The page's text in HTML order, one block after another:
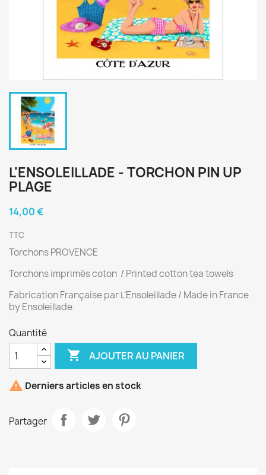
L'ENSOLEILLADE - TORCHON PIN UP
PLAGE
14,00 €
TTC
Torchons PROVENCE
Torchons imprimés coton / Printed cotton tea towels
Fabrication Française par L’Ensoleillade / Made in France
by Ensoleillade
Quantité
 AJOUTER AU PANIER
 Derniers articles en stock
Partager